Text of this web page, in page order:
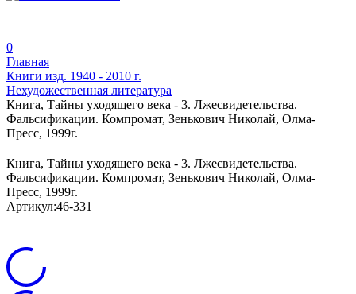
0
Главная
Книги изд. 1940 - 2010 г.
Нехудожественная литература
Книга, Тайны уходящего века - 3. Лжесвидетельства.
Фальсификации. Компромат, Зенькович Николай, Олма-
Пресс, 1999г.
Книга, Тайны уходящего века - 3. Лжесвидетельства.
Фальсификации. Компромат, Зенькович Николай, Олма-
Пресс, 1999г.
Артикул:46-331